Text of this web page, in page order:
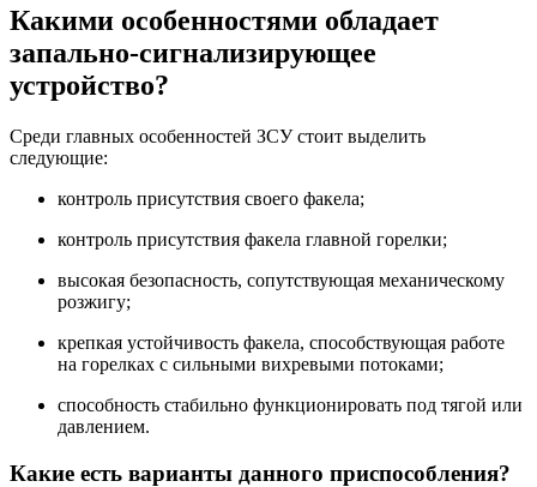
Какими особенностями обладает
запально-сигнализирующее
устройство?
Среди главных особенностей ЗСУ стоит выделить
следующие:
контроль присутствия своего факела;
контроль присутствия факела главной горелки;
высокая безопасность, сопутствующая механическому
розжигу;
крепкая устойчивость факела, способствующая работе
на горелках с сильными вихревыми потоками;
способность стабильно функционировать под тягой или
давлением.
Какие есть варианты данного приспособления?